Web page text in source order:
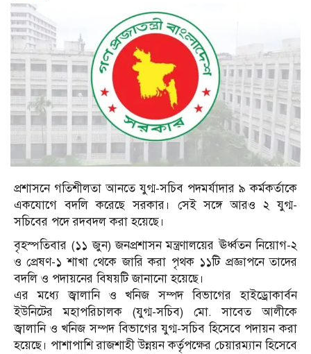
প্রশাসনে গতিশীলতা আনতে যুগ্ম-সচিব পদমর্যাদার ৯ কর্মকর্তাকে
একযোগে বদলি করেছে সরকার। সেই সঙ্গে আরও ২ যুগ্ম-
সচিবের পদে রদবদল করা হয়েছে।
বৃহস্পতিবার (১১ জুন) জনপ্রশাসন মন্ত্রণালয়ের ঊর্ধ্বতন নিয়োগ-২
ও প্রেষণ-১ শাখা থেকে জারি করা পৃথক ১১টি প্রজ্ঞাপনে তাদের
বদলি ও পদায়নের বিষয়টি জানানো হয়েছে।
এর মধ্যে জ্বালানি ও খনিজ সম্পদ বিভাগের হাইড্রোকার্বন
ইউনিটের মহাপরিচালক (যুগ্ম-সচিব) মো. সাবেত আলীকে
জ্বালানি ও খনিজ সম্পদ বিভাগের যুগ্ম-সচিব হিসেবে পদায়ন করা
হয়েছে। পাশাপাশি রাজশাহী উন্নয়ন কর্তৃপক্ষের চেয়ারম্যান হিসেবে